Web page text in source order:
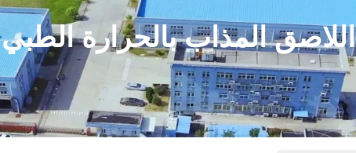
اللاصق المذاب بالحرارة الطبي